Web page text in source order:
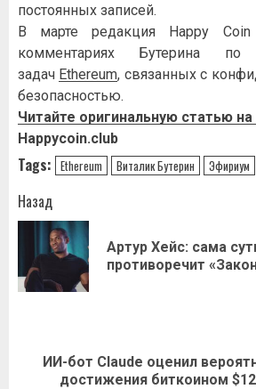
постоянных записей.
В марте редакция Happy
комментариях Бутерина
задач Ethereum, связанных с
безопасностью.
Читайте оригинальную статью на
Happycoin.club
Tags: Ethereum Виталик Бутерин Эфириум
Навигация
записи
Назад
Артур Хейс: сама
противоречит
Следующая
ИИ-бот Claude оценил
достижения биткоином